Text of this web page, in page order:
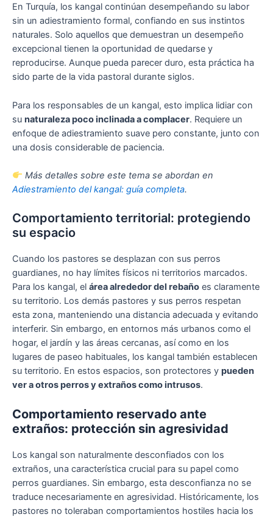
En Turquía, los kangal continúan desempeñando su labor
sin un adiestramiento formal, confiando en sus instintos
naturales. Solo aquellos que demuestran un desempeño
excepcional tienen la oportunidad de quedarse y
reproducirse. Aunque pueda parecer duro, esta práctica ha
sido parte de la vida pastoral durante siglos.
Para los responsables de un kangal, esto implica lidiar con
su naturaleza poco inclinada a complacer. Requiere un
enfoque de adiestramiento suave pero constante, junto con
una dosis considerable de paciencia.
Más detalles sobre este tema se abordan en
Adiestramiento del kangal: guía completa.
Comportamiento territorial: protegiendo
su espacio
Cuando los pastores se desplazan con sus perros
guardianes, no hay límites físicos ni territorios marcados.
Para los kangal, el área alrededor del rebaño es claramente
su territorio. Los demás pastores y sus perros respetan
esta zona, manteniendo una distancia adecuada y evitando
interferir. Sin embargo, en entornos más urbanos como el
hogar, el jardín y las áreas cercanas, así como en los
lugares de paseo habituales, los kangal también establecen
su territorio. En estos espacios, son protectores y pueden
ver a otros perros y extraños como intrusos.
Comportamiento reservado ante
extraños: protección sin agresividad
Los kangal son naturalmente desconfiados con los
extraños, una característica crucial para su papel como
perros guardianes. Sin embargo, esta desconfianza no se
traduce necesariamente en agresividad. Históricamente, los
pastores no toleraban comportamientos hostiles hacia los